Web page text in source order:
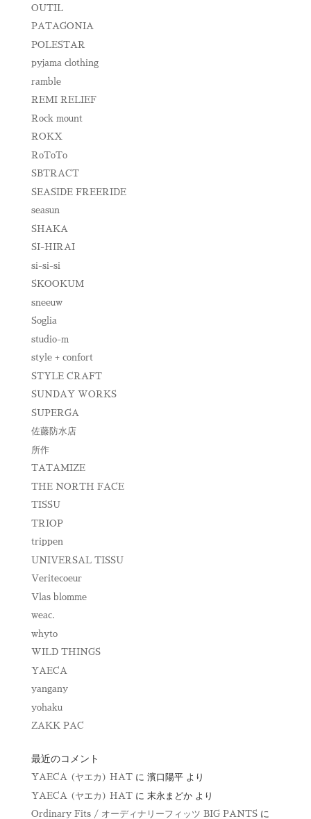
OUTIL
PATAGONIA
POLESTAR
pyjama clothing
ramble
REMI RELIEF
Rock mount
ROKX
RoToTo
SBTRACT
SEASIDE FREERIDE
seasun
SHAKA
SI-HIRAI
si-si-si
SKOOKUM
sneeuw
Soglia
studio-m
style + confort
STYLE CRAFT
SUNDAY WORKS
SUPERGA
佐藤防水店
所作
TATAMIZE
THE NORTH FACE
TISSU
TRIOP
trippen
UNIVERSAL TISSU
Veritecoeur
Vlas blomme
weac.
whyto
WILD THINGS
YAECA
yangany
yohaku
ZAKK PAC
最近のコメント
YAECA (ヤエカ) HATに 濱口陽平より
YAECA (ヤエカ) HATに 末永まどかより
Ordinary Fits / オーディナリーフィッツ BIG PANTSに